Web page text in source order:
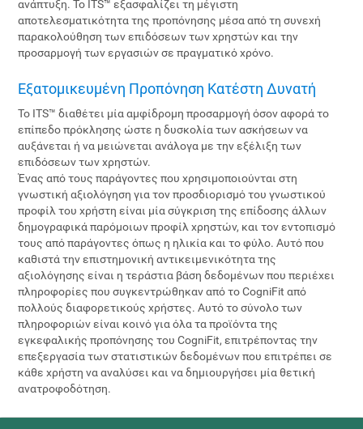
ανάπτυξη. Το ITS™ εξασφαλίζει τη μέγιστη
αποτελεσματικότητα της προπόνησης μέσα από τη συνεχή
παρακολούθηση των επιδόσεων των χρηστών και την
προσαρμογή των εργασιών σε πραγματικό χρόνο.
Εξατομικευμένη Προπόνηση Κατέστη Δυνατή
Το ITS™ διαθέτει μία αμφίδρομη προσαρμογή όσον αφορά το
επίπεδο πρόκλησης ώστε η δυσκολία των ασκήσεων να
αυξάνεται ή να μειώνεται ανάλογα με την εξέλιξη των
επιδόσεων των χρηστών.
Ένας από τους παράγοντες που χρησιμοποιούνται στη
γνωστική αξιολόγηση για τον προσδιορισμό του γνωστικού
προφίλ του χρήστη είναι μία σύγκριση της επίδοσης άλλων
δημογραφικά παρόμοιων προφίλ χρηστών, και τον εντοπισμό
τους από παράγοντες όπως η ηλικία και το φύλο. Αυτό που
καθιστά την επιστημονική αντικειμενικότητα της
αξιολόγησης είναι η τεράστια βάση δεδομένων που περιέχει
πληροφορίες που συγκεντρώθηκαν από το CogniFit από
πολλούς διαφορετικούς χρήστες. Αυτό το σύνολο των
πληροφοριών είναι κοινό για όλα τα προϊόντα της
εγκεφαλικής προπόνησης του CogniFit, επιτρέποντας την
επεξεργασία των στατιστικών δεδομένων που επιτρέπει σε
κάθε χρήστη να αναλύσει και να δημιουργήσει μία θετική
ανατροφοδότηση.